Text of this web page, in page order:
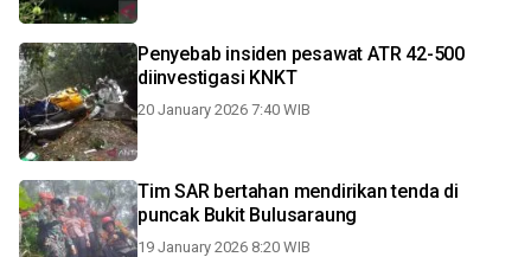
Penyebab insiden pesawat ATR 42-500
diinvestigasi KNKT
20 January 2026 7:40 WIB
Tim SAR bertahan mendirikan tenda di
puncak Bukit Bulusaraung
19 January 2026 8:20 WIB